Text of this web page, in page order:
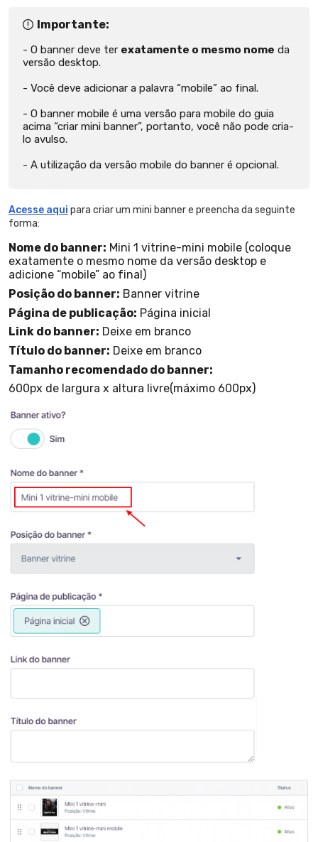
Importante:
O banner deve ter exatamente o mesmo nome da
versão desktop.
Você deve adicionar a palavra “mobile” ao final.
O banner mobile é uma versão para mobile do guia
acima “criar mini banner”, portanto, você não pode cria-
lo avulso.
A utilização da versão mobile do banner é opcional.
Acesse aqui para criar um mini banner e preencha da seguinte
forma:
Nome do banner: Mini 1 vitrine-mini mobile (coloque
exatamente o mesmo nome da versão desktop e
adicione “mobile” ao final)
Posição do banner: Banner vitrine
Página de publicação: Página inicial
Link do banner: Deixe em branco
Título do banner: Deixe em branco
Tamanho recomendado do banner:
600px de largura x altura livre(máximo 600px)